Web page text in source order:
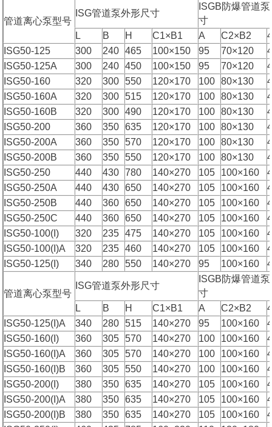
管道离心泵型号
ISG管道泵外形尺寸
ISGB防爆管道
寸
L
B H C1×B1 A C2×B2
ISG50-125
300 240 465 100×150 95 70×120
ISG50-125A
300 240 450 100×150 95 70×120
ISG50-160
320 300 550 120×170 100 80×130
ISG50-160A
320 300 515 120×170 100 80×130
ISG50-160B
320 300 490 120×170 100 80×130
ISG50-200
360 350 635 120×170 100 80×130
ISG50-200A
360 350 570 120×170 100 80×130
ISG50-200B
360 350 550 120×170 100 80×130
ISG50-250
440 430 780 140×270 105 100×160
ISG50-250A
440 430 650 140×270 105 100×160
ISG50-250B
440 360 650 140×270 105 100×160
ISG50-250C
440 360 650 140×270 105 100×160
ISG50-100(I)
320 235 475 140×270 105 100×160
ISG50-100(I)A
320 235 460 140×270 105 100×160
ISG50-125(I)
340 280 550 140×270 95 100×160
管道离心泵型号
ISG管道泵外形尺寸
ISGB防爆管道
寸
L
B H C1×B1 A C2×B2
ISG50-125(I)A
340 280 515 140×270 95 100×160
ISG50-160(I)
360 305 570 140×270 100 100×160
ISG50-160(I)A
360 305 570 140×270 100 100×160
ISG50-160(I)B
360 305 550 140×270 100 100×160
ISG50-200(I)
380 350 635 140×270 105 100×160
ISG50-200(I)A
380 350 635 140×270 105 100×160
ISG50-200(I)B
380 350 635 140×270 105 100×160